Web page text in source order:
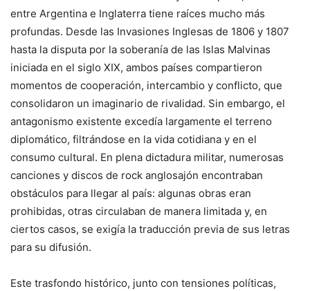
entre Argentina e Inglaterra tiene raíces mucho más
profundas. Desde las Invasiones Inglesas de 1806 y 1807
hasta la disputa por la soberanía de las Islas Malvinas
iniciada en el siglo XIX, ambos países compartieron
momentos de cooperación, intercambio y conflicto, que
consolidaron un imaginario de rivalidad. Sin embargo, el
antagonismo existente excedía largamente el terreno
diplomático, filtrándose en la vida cotidiana y en el
consumo cultural. En plena dictadura militar, numerosas
canciones y discos de rock anglosajón encontraban
obstáculos para llegar al país: algunas obras eran
prohibidas, otras circulaban de manera limitada y, en
ciertos casos, se exigía la traducción previa de sus letras
para su difusión.
Este trasfondo histórico, junto con tensiones políticas,